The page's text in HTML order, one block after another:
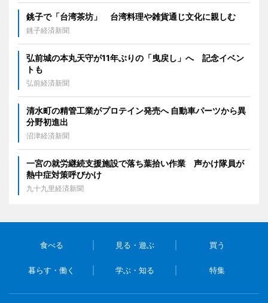
銚子で「台湾茶坊」 台湾料理や雑貨通じ文化に親しむ
銚子経済新聞
弘前城の本丸天守が11年ぶりの「曳戻し」へ 記念イベン
トも
弘前経済新聞
清水町の精管工業がプロテイン発売へ 自動車パーツから異
分野初進出
沼津経済新聞
一宮の就労継続支援施設で落ち葉拾い作業 声かけ隊員が
熱中症対策呼びかけ
九十九里経済新聞
食べる 見る・遊ぶ 買う
暮らす・働く 学ぶ・知る 特集